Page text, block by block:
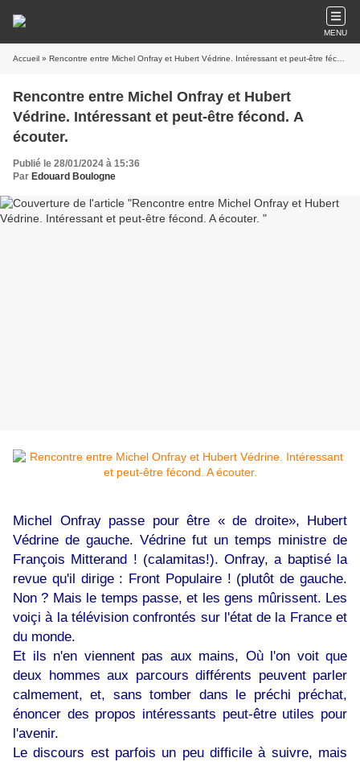
MENU
Accueil » Rencontre entre Michel Onfray et Hubert Védrine. Intéressant et peut-être fécond. A écouter.
Rencontre entre Michel Onfray et Hubert
Védrine. Intéressant et peut-être fécond. A
écouter.
Publié le 28/01/2024 à 15:36
Par Edouard Boulogne
Michel Onfray passe pour être « de droite», Hubert
Védrine de gauche. Védrine fut un temps ministre de
François Mitterand ! (calamitas!). Onfray, a baptisé la
revue qu'il dirige : Front Populaire ! (plutôt de gauche.
Non ? Mais le temps passe, et les gens mûrissent. Les
voiçi à la télévision confrontés sur l'état de la France et
du monde.
Et ils n'en viennent pas aux mains, Où l'on voit que
deux hommes aux parcours différents peuvent parler
calmement, et, sans tomber dans le préchi préchat,
énoncer des propos intéressants peut-être utiles pour
l'avenir.
Le discours est parfois un peu difficile à suivre, mais